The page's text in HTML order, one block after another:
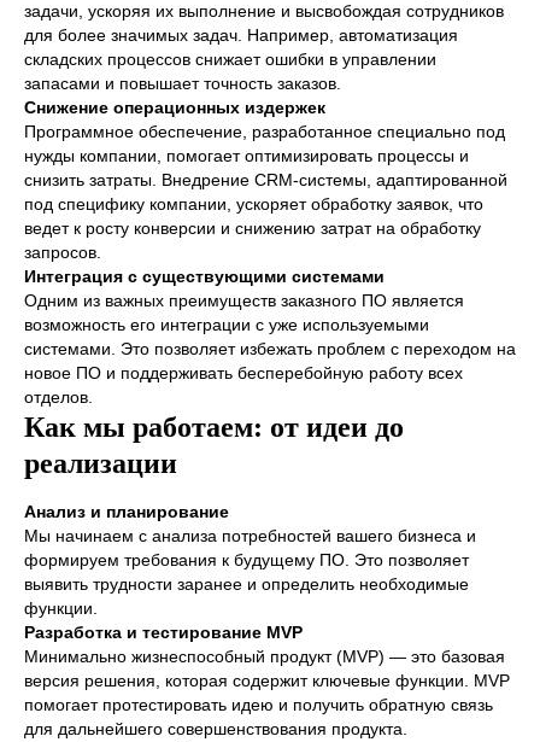
задачи, ускоряя их выполнение и высвобождая сотрудников
для более значимых задач. Например, автоматизация
складских процессов снижает ошибки в управлении
запасами и повышает точность заказов.
Снижение операционных издержек
Программное обеспечение, разработанное специально под
нужды компании, помогает оптимизировать процессы и
снизить затраты. Внедрение CRM-системы, адаптированной
под специфику компании, ускоряет обработку заявок, что
ведет к росту конверсии и снижению затрат на обработку
запросов.
Интеграция с существующими системами
Одним из важных преимуществ заказного ПО является
возможность его интеграции с уже используемыми
системами. Это позволяет избежать проблем с переходом на
новое ПО и поддерживать бесперебойную работу всех
отделов.
Как мы работаем: от идеи до
реализации
Анализ и планирование
Мы начинаем с анализа потребностей вашего бизнеса и
формируем требования к будущему ПО. Это позволяет
выявить трудности заранее и определить необходимые
функции.
Разработка и тестирование MVP
Минимально жизнеспособный продукт (MVP) — это базовая
версия решения, которая содержит ключевые функции. MVP
помогает протестировать идею и получить обратную связь
для дальнейшего совершенствования продукта.